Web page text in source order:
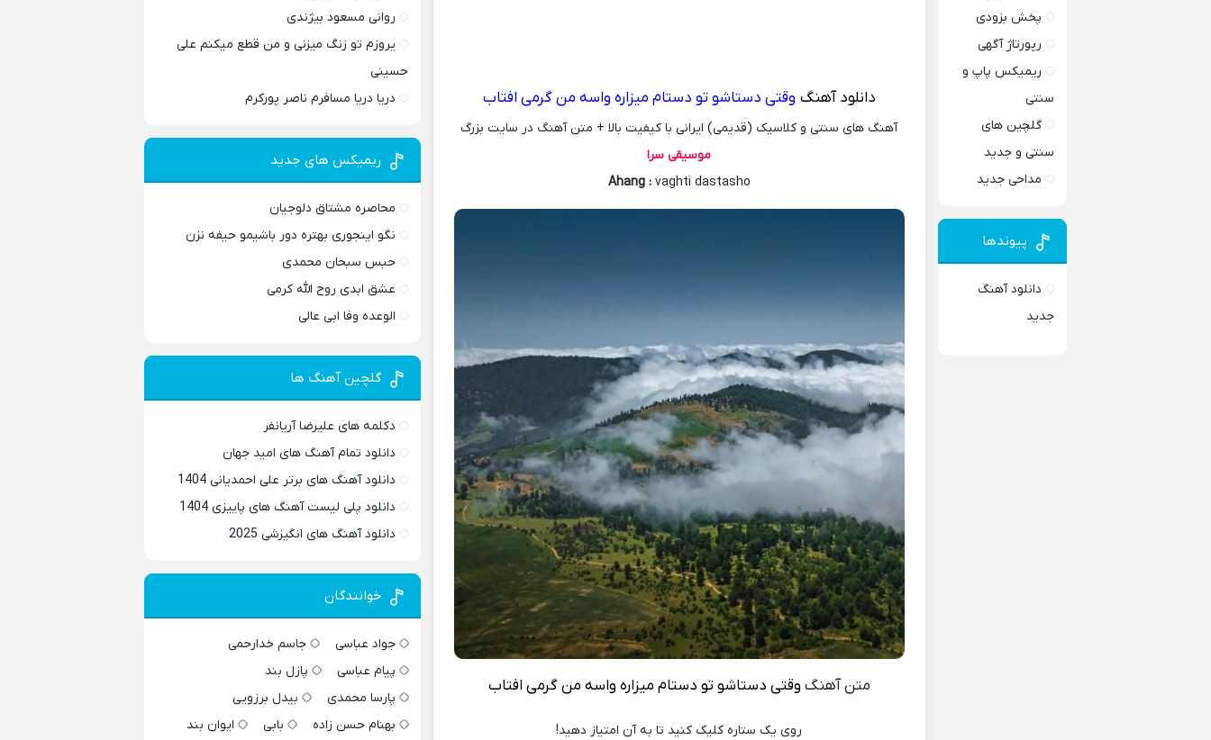
دانلود آهنگ وقتی دستاشو تو دستام میزاره واسه من گرمی افتاب
آهنگ های سنتی و کلاسیک (قدیمی) ایرانی با کیفیت بالا + متن آهنگ در سایت بزرگ
موسیقی سرا
Ahang :vaghti dastasho
متن آهنگ وقتی دستاشو تو دستام میزاره واسه من گرمی افتاب
روی یک ستاره کلیک کنید تا به آن امتیاز دهید!
پخش بزودی
رپورتاژ آگهی
ریمیکس پاپ و
سنتی
گلچین های
سنتی و جدید
مداحی جدید
پیوندها
دانلود آهنگ
جدید
روانی مسعود بیژندی
یروزم تو زنگ میزنی و من قطع میکنم علی
حسینی
دریا دریا مسافرم ناصر پورکرم
ریمیکس های جدید
محاصره مشتاق دلوجیان
نگو اینجوری بهتره دور باشیمو حیفه نزن
حبس سبحان محمدی
عشق ابدی روح الله کرمی
الوعده وفا ابی عالی
گلچین آهنگ ها
دکلمه های علیرضا آریانفر
دانلود تمام آهنگ های امید جهان
دانلود آهنگ های برتر علی احمدیانی 1404
دانلود پلی لیست آهنگ های پاییزی 1404
دانلود آهنگ های انگیزشی 2025
خوانندگان
جواد عباسی
جاسم خدارحمی
پیام عباسی
پازل بند
پارسا محمدی
بیدل برزویی
بهنام حسن زاده
بابی
ایوان بند